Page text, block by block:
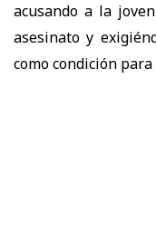
acusando a la
asesinato y
como condición